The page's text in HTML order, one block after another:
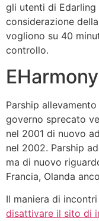
gli utenti di
considerazione
vogliono su 40
controllo.
EHarmony
Parship
governo sprecato
nel 2001 di nuovo
nel 2002. Parship
ma di nuovo
Francia, Olanda
Il maniera di
disattivare il sito di